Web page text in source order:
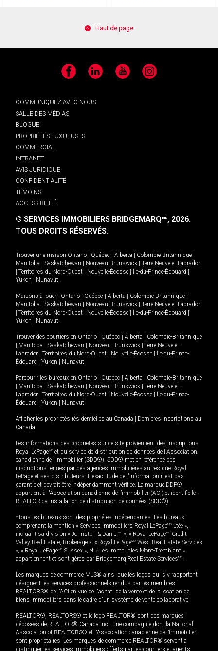
Haut de page
Facebook LinkedIn YouTube Instagram
COMMUNIQUEZ AVEC NOUS
SALLE DES MÉDIAS
BLOGUE
PROPRIÉTÉS LUXUEUSES
COMMERCIAL
INTRANET
AVIS JURIDIQUE
CONFIDENTIALITÉ
TÉMOINS
ACCESSIBILITÉ
© SERVICES IMMOBILIERS BRIDGEMARQMD, 2026.
TOUS DROITS RÉSERVÉS.
Trouver une maison Ontario | Québec | Alberta | Colombie-Britannique |
Manitoba | Saskatchewan | Nouveau-Brunswick | Terre-Neuve-et-Labrador
| Territoires du Nord-Ouest | Nouvelle-Écosse | Île-du-Prince-Édouard |
Yukon | Nunavut
Maisons à louer - Ontario | Québec | Alberta | Colombie-Britannique |
Manitoba | Saskatchewan | Nouveau-Brunswick | Terre-Neuve-et-Labrador
| Territoires du Nord-Ouest | Nouvelle-Écosse | Île-du-Prince-Édouard |
Yukon | Nunavut
Trouver des courtiers en Ontario | Québec | Alberta | Colombie-Britannique
| Manitoba | Saskatchewan | Nouveau-Brunswick | Terre-Neuve-et-
Labrador | Territoires du Nord-Ouest | Nouvelle-Écosse | Île-du-Prince-
Édouard | Yukon | Nunavut
Parcourir les bureaux en Ontario | Québec | Alberta | Colombie-Britannique
| Manitoba | Saskatchewan | Nouveau-Brunswick | Terre-Neuve-et-
Labrador | Territoires du Nord-Ouest | Nouvelle-Écosse | Île-du-Prince-
Édouard | Yukon | Nunavut
Afficher les propriétés résidentielles au Canada | Dernières inscriptions au
Canada
Les informations des propriétés sur ce site proviennent des inscriptions
Royal LePageMD et du service de distribution de données de l'Association
canadienne de l’immobilier (SDD®). SDD® met en référence des
inscriptions tenues par des agences immobilières autres que Royal
LePage et ses distributeurs. L'exactitude de l'information n'est pas
garantie et devrait être indépendamment vérifiée. La marque DDF®
appartient à l'Association canadienne de l’immobilier (ACI) et identifie le
REALTOR.ca Installation de distribution de données (SDD®).
*Tous les bureaux sont des propriétés indépendantes. Les bureaux
comprenant la mention « Services immobiliers Royal LePageMD Ltée »,
incluant sa division « Johnston & Daniel MD », « Royal LePageMD Credit
Valley Real Estate, Brokerage », « Royal LePageMD West Real Estate Services
», « Royal LePageMD Sussex », et « Les immeubles Mont-Tremblant »
appartiennent et sont gérés par Bridgemarq Real Estate ServicesMD
Les marques de commerce MLS® ainsi que les logos qui s'y rapportent
désignent les services professionnels rendus par les membres
REALTORS® de l'ACI en vue de l'achat, de la vente et de la location de
biens immobiliers dans le cadre d'un système de vente collaborative.
REALTOR®, REALTORS® et le logo REALTOR® sont des marques
déposées de REALTOR® Canada Inc., une compagnie dont la National
Association of REALTORS® et l'Association canadienne de l’immobilier
sont propriétaires. Les marques de commerce REALTOR® servent à
distinguer les services immobiliers offerts par les courtiers et agents